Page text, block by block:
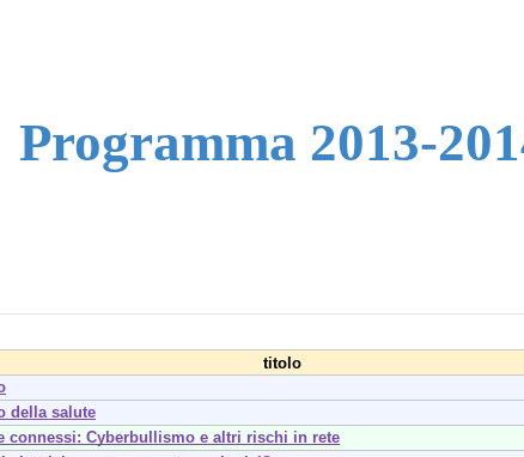
Programma 2013-